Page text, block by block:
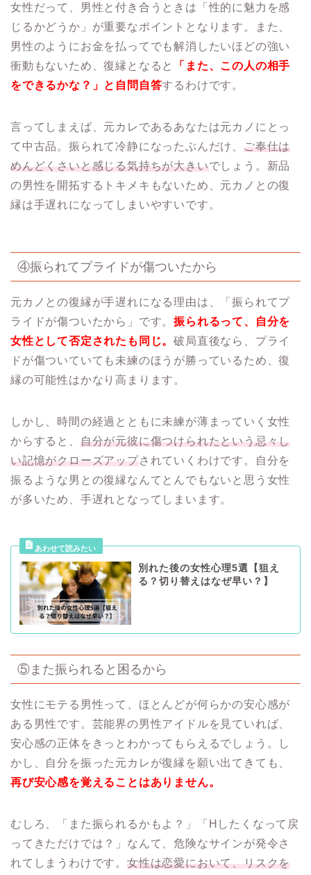
女性だって、男性と付き合うときは「性的に魅力を感
じるかどうか」が重要なポイントとなります。また、
男性のようにお金を払ってでも解消したいほどの強い
衝動もないため、復縁となると
「また、この人の相手
をできるかな？」と自問自答するわけです。
言ってしまえば、元カレであるあなたは元カノにとっ
て中古品。振られて冷静になったぶんだけ、 ご奉仕は
めんどくさいと感じる気持ちが大きいでしょう。新品
の男性を開拓するトキメキもないため、元カノとの復
縁は手遅れになってしまいやすいです。
④振られてプライドが傷ついたから
元カノとの復縁が手遅れになる理由は、「振られてプ
ライドが傷ついたから」です。振られるって、自分を
女性として否定されたも同じ。破局直後なら、プライ
ドが傷ついていても未練のほうが勝っているため、復
縁の可能性はかなり高まります。
しかし、時間の経過とともに未練が薄まっていく女性
からすると、 自分が元彼に傷つけられたという忌々し
い記憶がクローズアップされていくわけです。自分を
振るような男との復縁なんてとんでもないと思う女性
が多いため、手遅れとなってしまいます。
別れた後の女性心理5選【狙え
る？切り替えはなぜ早い？】
⑤また振られると困るから
女性にモテる男性って、ほとんどが何らかの安心感が
ある男性です。芸能界の男性アイドルを見ていれば、
安心感の正体をきっとわかってもらえるでしょう。し
かし、自分を振った元カレが復縁を願い出てきても、
再び安心感を覚えることはありません。
むしろ、「また振られるかもよ？」「Hしたくなって戻
ってきただけでは？」なんて、危険なサインが発令さ
れてしまうわけです。女性は恋愛において、リスクを